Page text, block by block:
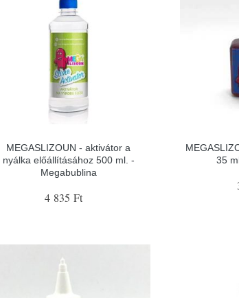
MEGASLIZOUN - aktivátor a
nyálka előállításához 500 ml. -
Megabublina
4 835 Ft
35